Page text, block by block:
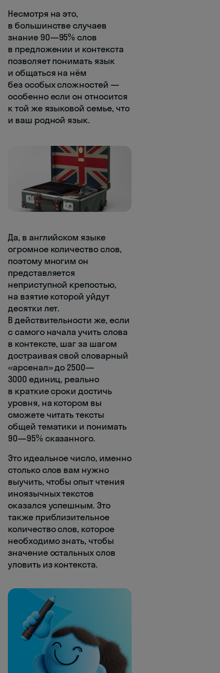
Несмотря на это,
в большинстве случаев
знание 90—95% слов
в предложении и контекста
позволяет понимать язык
и общаться на нём
без особых сложностей —
особенно если он относится
к той же языковой семье, что
и ваш родной язык.
Да, в английском языке
огромное количество слов,
поэтому многим он
представляется
неприступной крепостью,
на взятие которой уйдут
десятки лет.
В действительности же, если
с самого начала учить слова
в контексте, шаг за шагом
достраивая свой словарный
«арсенал» до 2500—
3000 единиц, реально
в краткие сроки достичь
уровня, на котором вы
сможете читать тексты
общей тематики и понимать
90—95% сказанного.
Это идеальное число, именно
столько слов вам нужно
выучить, чтобы опыт чтения
иноязычных текстов
оказался успешным. Это
также приблизительное
количество слов, которое
необходимо знать, чтобы
значение остальных слов
уловить из контекста.